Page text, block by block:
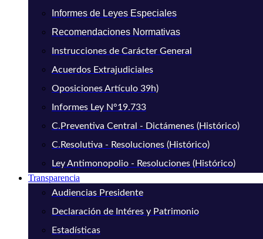
Informes de Leyes Especiales
Recomendaciones Normativas
Instrucciones de Carácter General
Acuerdos Extrajudiciales
Oposiciones Artículo 39h)
Informes Ley N°19.733
C.Preventiva Central - Dictámenes (Histórico)
C.Resolutiva - Resoluciones (Histórico)
Ley Antimonopolio - Resoluciones (Histórico)
Transparencia
Audiencias Presidente
Declaración de Intéres y Patrimonio
Estadísticas